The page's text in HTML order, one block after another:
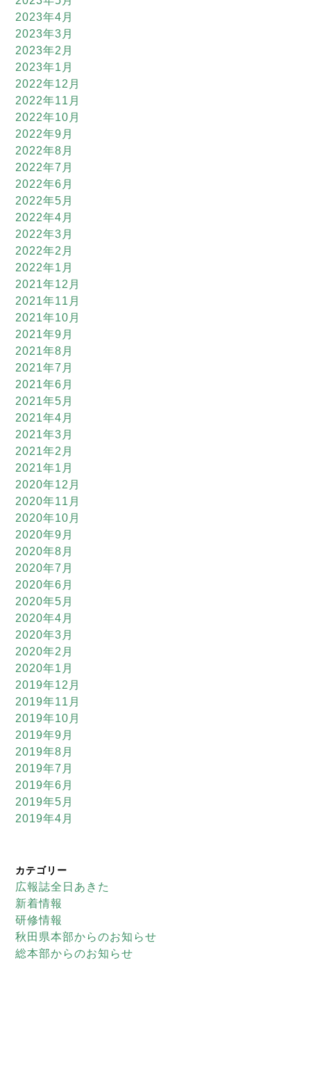
2023年4月
2023年3月
2023年2月
2023年1月
2022年12月
2022年11月
2022年10月
2022年9月
2022年8月
2022年7月
2022年6月
2022年5月
2022年4月
2022年3月
2022年2月
2022年1月
2021年12月
2021年11月
2021年10月
2021年9月
2021年8月
2021年7月
2021年6月
2021年5月
2021年4月
2021年3月
2021年2月
2021年1月
2020年12月
2020年11月
2020年10月
2020年9月
2020年8月
2020年7月
2020年6月
2020年5月
2020年4月
2020年3月
2020年2月
2020年1月
2019年12月
2019年11月
2019年10月
2019年9月
2019年8月
2019年7月
2019年6月
2019年5月
2019年4月
カテゴリー
広報誌全日あきた
新着情報
研修情報
秋田県本部からのお知らせ
総本部からのお知らせ